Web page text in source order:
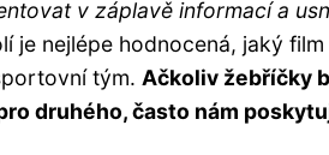
v záplavě informací a
je nejlépe hodnocená, jaký
tým. Ačkoliv žebříčky
druhého, často nám